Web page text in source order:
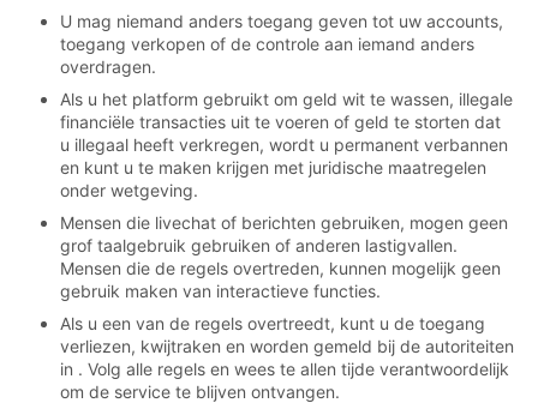
U mag niemand anders toegang geven tot uw accounts,
toegang verkopen of de controle aan iemand anders
overdragen.
Als u het platform gebruikt om geld wit te wassen, illegale
financiële transacties uit te voeren of geld te storten dat
u illegaal heeft verkregen, wordt u permanent verbannen
en kunt u te maken krijgen met juridische maatregelen
onder wetgeving.
Mensen die livechat of berichten gebruiken, mogen geen
grof taalgebruik gebruiken of anderen lastigvallen.
Mensen die de regels overtreden, kunnen mogelijk geen
gebruik maken van interactieve functies.
Als u een van de regels overtreedt, kunt u de toegang
verliezen, kwijtraken en worden gemeld bij de autoriteiten
in . Volg alle regels en wees te allen tijde verantwoordelijk
om de service te blijven ontvangen.